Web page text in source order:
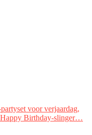
voor verjaardag,
Happy Birthday-slinger…